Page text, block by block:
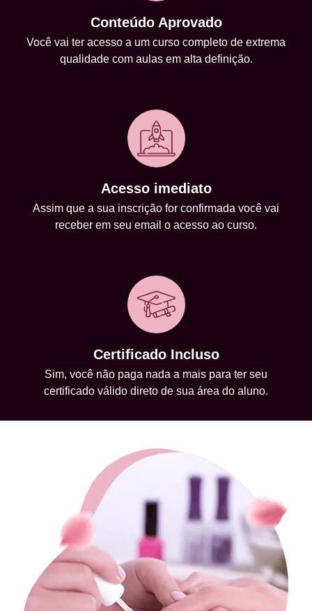
Conteúdo Aprovado
Você vai ter acesso a um curso completo de extrema
qualidade com aulas em alta definição.
Acesso imediato
Assim que a sua inscrição for confirmada você vai
receber em seu email o acesso ao curso.
Certificado Incluso
Sim, você não paga nada a mais para ter seu
certificado válido direto de sua área do aluno.